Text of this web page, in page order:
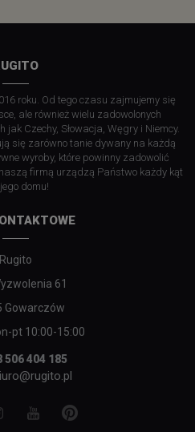
roku. Od tego czasu zajmujemy się
ale również wielu zadowolonych
Czechy, Słowacja, Węgry i Niemcy.
się zarówno tanie dywany na każdą
wyroby, które powinny zadowolić
firmą urządzą Państwo każdy kąt
domu!
Rugito
61
Gowarczów
pt 10:00-15:00
506 404 185